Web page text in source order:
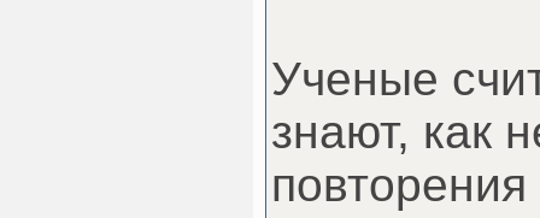
Ученые
знают, как